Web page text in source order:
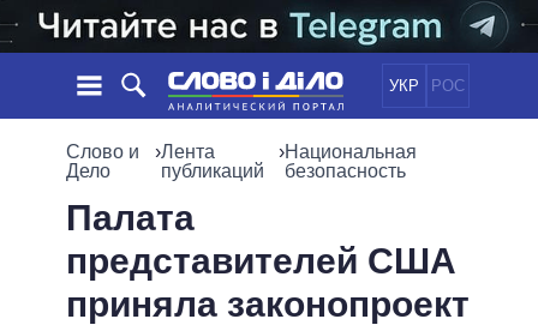
УКР РОС
НОВОСТИ
ЛЕНТА
СТАТЬИ
МНЕНИЯ
ОБЩЕСТВО
МИР
ПОЛИТИКИ
ВСЕ ПОЛИТИКИИНФОГРАФИКА
Слово и
Дело
›Лента
публикаций
›Национальная
безопасность
Палата
представителей США
приняла законопроект